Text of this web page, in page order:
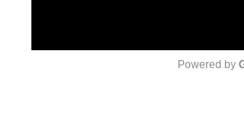
Powered by